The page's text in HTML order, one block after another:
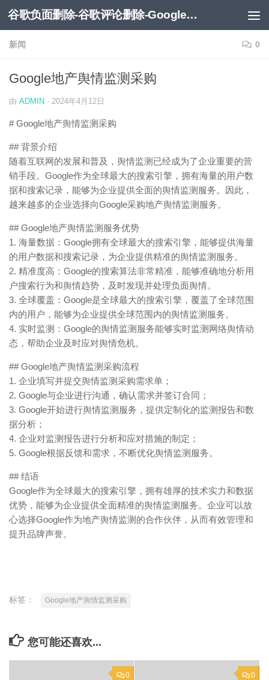
跳至内容 谷歌负面删除-谷歌评论删除-Google负面移除-Google负面评论删除
新闻 0
Google地产舆情监测采购
由 ADMIN · 2024年4月12日
# Google地产舆情监测采购
## 背景介绍
随着互联网的发展和普及，舆情监测已经成为了企业重要的营
销手段。Google作为全球最大的搜索引擎，拥有海量的用户数
据和搜索记录，能够为企业提供全面的舆情监测服务。因此，
越来越多的企业选择向Google采购地产舆情监测服务。
## Google地产舆情监测服务优势
1. 海量数据：Google拥有全球最大的搜索引擎，能够提供海量
的用户数据和搜索记录，为企业提供精准的舆情监测服务。
2. 精准度高：Google的搜索算法非常精准，能够准确地分析用
户搜索行为和舆情趋势，及时发现并处理负面舆情。
3. 全球覆盖：Google是全球最大的搜索引擎，覆盖了全球范围
内的用户，能够为企业提供全球范围内的舆情监测服务。
4. 实时监测：Google的舆情监测服务能够实时监测网络舆情动
态，帮助企业及时应对舆情危机。
## Google地产舆情监测采购流程
1. 企业填写并提交舆情监测采购需求单；
2. Google与企业进行沟通，确认需求并签订合同；
3. Google开始进行舆情监测服务，提供定制化的监测报告和数
据分析；
4. 企业对监测报告进行分析和应对措施的制定；
5. Google根据反馈和需求，不断优化舆情监测服务。
## 结语
Google作为全球最大的搜索引擎，拥有雄厚的技术实力和数据
优势，能够为企业提供全面精准的舆情监测服务。企业可以放
心选择Google作为地产舆情监测的合作伙伴，从而有效管理和
提升品牌声誉。
标签： Google地产舆情监测采购
您可能还喜欢...
0 0